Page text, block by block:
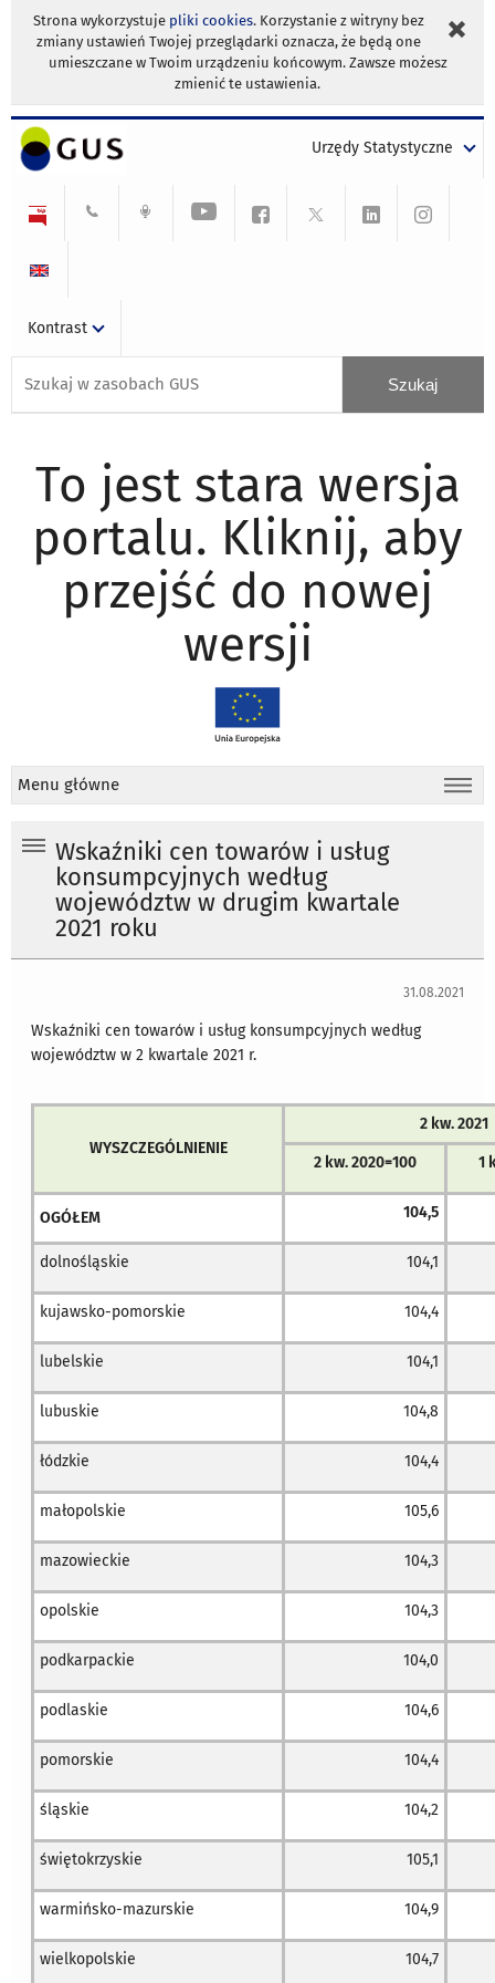
Strona wykorzystuje pliki cookies. Korzystanie z witryny bez
zmiany ustawień Twojej przeglądarki oznacza, że będą one
umieszczane w Twoim urządzeniu końcowym. Zawsze możesz
zmienić te ustawienia.
Urzędy Statystyczne
Kontrast
To jest stara wersja
portalu. Kliknij, aby
przejść do nowej
wersji
Menu główne
Wskaźniki cen towarów i usług
konsumpcyjnych według
województw w drugim kwartale
2021 roku
31.08.2021
Wskaźniki cen towarów i usług konsumpcyjnych według
województw w 2 kwartale 2021 r.
WYSZCZEGÓLNIENIE
2 kw. 2021
2 kw. 2020=100 1
OGÓŁEM 104,5
dolnośląskie 104,1
kujawsko-pomorskie 104,4
lubelskie 104,1
lubuskie 104,8
łódzkie 104,4
małopolskie 105,6
mazowieckie 104,3
opolskie 104,3
podkarpackie 104,0
podlaskie 104,6
pomorskie 104,4
śląskie 104,2
świętokrzyskie 105,1
warmińsko-mazurskie 104,9
wielkopolskie 104,7